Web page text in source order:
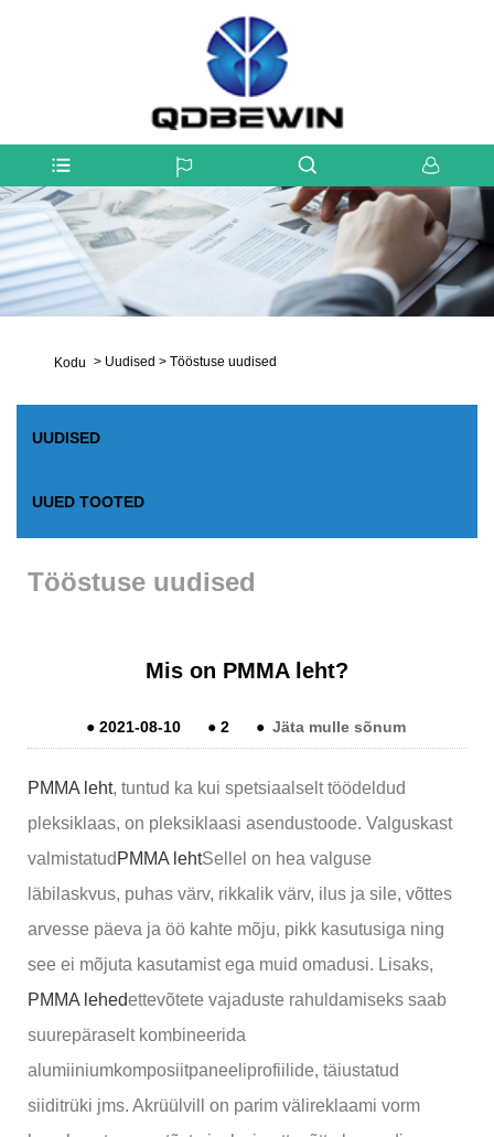
Kodu > Uudised > Tööstuse uudised
UUDISED
UUED TOOTED
Tööstuse uudised
Mis on PMMA leht?
● 2021-08-10 ● 2 ● Jäta mulle sõnum
PMMA leht, tuntud ka kui spetsiaalselt töödeldud
pleksiklaas, on pleksiklaasi asendustoode. Valguskast
valmistatud PMMA lehtSellel on hea valguse
läbilaskvus, puhas värv, rikkalik värv, ilus ja sile, võttes
arvesse päeva ja öö kahte mõju, pikk kasutusiga ning
see ei mõjuta kasutamist ega muid omadusi. Lisaks,
PMMA lehedettevõtete vajaduste rahuldamiseks saab
suurepäraselt kombineerida
alumiiniumkomposiitpaneeliprofiilide, täiustatud
siiditrüki jms. Akrüülvill on parim välireklaami vorm